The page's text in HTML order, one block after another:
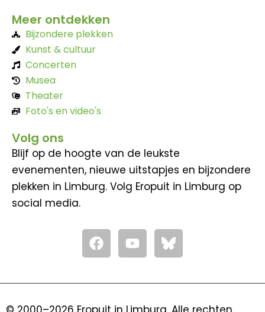
Meer ontdekken
Bijzondere plekken
Kunst & cultuur
Concerten
Musea
Theater
Foto's en video's
Volg ons
Blijf op de hoogte van de leukste
evenementen, nieuwe uitstapjes en bijzondere
plekken in Limburg. Volg Eropuit in Limburg op
social media.
F
a
c
e
o
Y
o
u
t
b